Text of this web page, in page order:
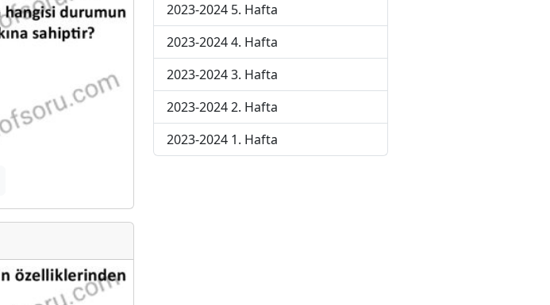
2023-2024 5. Hafta
2023-2024 4. Hafta
2023-2024 3. Hafta
2023-2024 2. Hafta
2023-2024 1. Hafta